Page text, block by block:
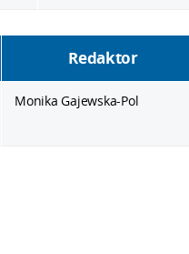
Redaktor
Monika Gajewska-Pol